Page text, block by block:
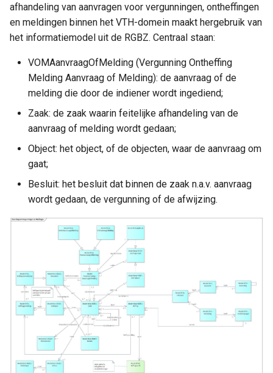
afhandeling van aanvragen voor vergunningen, ontheffingen
en meldingen binnen het VTH-domein maakt hergebruik van
het informatiemodel uit de RGBZ. Centraal staan:
VOMAanvraagOfMelding (Vergunning Ontheffing
Melding Aanvraag of Melding): de aanvraag of de
melding die door de indiener wordt ingediend;
Zaak: de zaak waarin feitelijke afhandeling van de
aanvraag of melding wordt gedaan;
Object: het object, of de objecten, waar de aanvraag om
gaat;
Besluit: het besluit dat binnen de zaak n.a.v. aanvraag
wordt gedaan, de vergunning of de afwijzing.